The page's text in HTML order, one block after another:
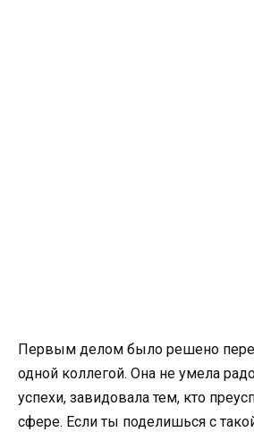
Первым делом было решено
одной коллегой. Она не умела
успехи, завидовала тем, кто
сфере. Если ты поделишься с